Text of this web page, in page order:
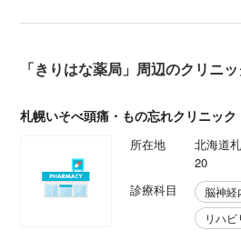
「きりはな薬局」周辺のクリニ
札幌いそべ頭痛・もの忘れクリニック
所在地
北海道
20
診療科目
脳神経
リハ